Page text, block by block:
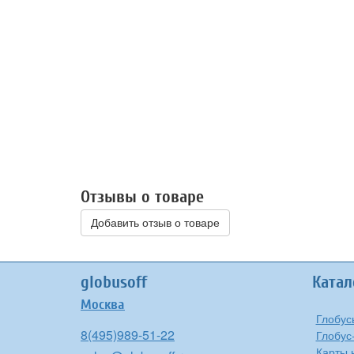
Отзывы о товаре
Добавить отзыв о товаре
globusoff
Москва
8(495)989-51-22